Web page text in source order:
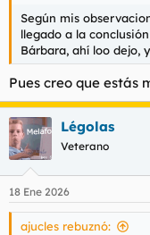
Según mis
llegado a la
Bárbara, ahí loo dejo,
Pues creo que estás
Légolas
Veterano
18 Ene 2026
ajucles rebuznó: